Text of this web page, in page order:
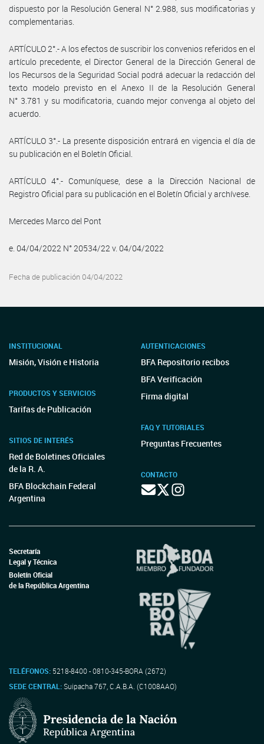
dispuesto por la Resolución General N° 2.988, sus modificatorias y
complementarias.
ARTÍCULO 2°.- A los efectos de suscribir los convenios referidos en el
artículo precedente, el Director General de la Dirección General de
los Recursos de la Seguridad Social podrá adecuar la redacción del
texto modelo previsto en el Anexo II de la Resolución General
N° 3.781 y su modificatoria, cuando mejor convenga al objeto del
acuerdo.
ARTÍCULO 3°.- La presente disposición entrará en vigencia el día de
su publicación en el Boletín Oficial.
ARTÍCULO 4°.- Comuníquese, dese a la Dirección Nacional de
Registro Oficial para su publicación en el Boletín Oficial y archívese.
Mercedes Marco del Pont
e. 04/04/2022 N° 20534/22 v. 04/04/2022
Fecha de publicación 04/04/2022
INSTITUCIONAL
Misión, Visión e Historia
PRODUCTOS Y SERVICIOS
Tarifas de Publicación
SITIOS DE INTERÉS
Red de Boletines Oficiales
de la R. A.
BFA Blockchain Federal
Argentina
AUTENTICACIONES
BFA Repositorio recibos
BFA Verificación
Firma digital
FAQ Y TUTORIALES
Preguntas Frecuentes
CONTACTO
Secretaría
Legal y Técnica
Boletín Oficial
de la República Argentina
TELÉFONOS: 5218-8400 - 0810-345-BORA (2672)
SEDE CENTRAL:Suipacha 767, C.A.B.A. (C1008AAO)